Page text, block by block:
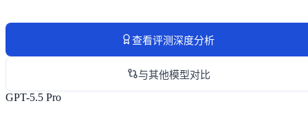
查看评测深度分析
与其他模型对比
GPT-5.5 Pro